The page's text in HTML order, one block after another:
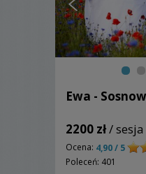
Ewa -
2200 zł/ sesja
Ocena: 4,90 / 5
Poleceń: 401